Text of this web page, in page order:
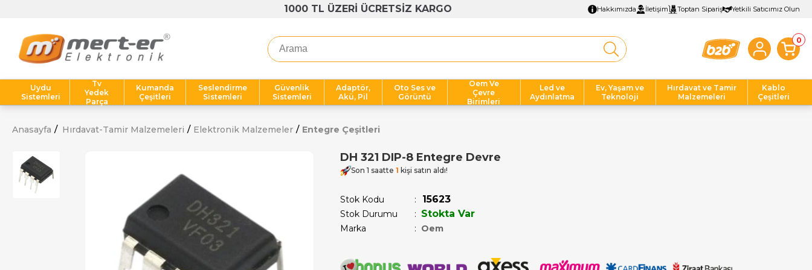
1000 TL ÜZERİ ÜCRETSİZ KARGO Hakkımızda İletişim Toptan Sipariş Yetkili Satıcımız Olun
0
Uydu
Sistemleri
Tv
Yedek
Parça
Kumanda
Çeşitleri
Seslendirme
Sistemleri
Güvenlik
Sistemleri
Adaptör,
Akü, Pil
Oto Ses ve
Görüntü
Oem Ve
Çevre
Birimleri
Led ve
Aydınlatma
Ev, Yaşam ve
Teknoloji
Hırdavat ve Tamir
Malzemeleri
Kablo
Çeşitleri
Anasayfa Hırdavat-Tamir Malzemeleri Elektronik Malzemeler Entegre Çeşitleri
DH 321 DIP-8 Entegre Devre
Son 1 saatte 1 kişi satın aldı!
Stok Kodu 15623
Stok Durumu : Stokta Var
Marka : Oem